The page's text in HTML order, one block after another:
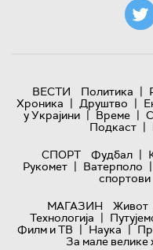
ВЕСТИ Политика |
Хроника | Друштво |
у Украјини | Време |
Подкаст |
СПОРТ
Фудбал |
Рукомет | Ватерполо |
спортови
МАГАЗИН
Живот
Технологијa |
Филм и ТВ | Наука |
За мале велике